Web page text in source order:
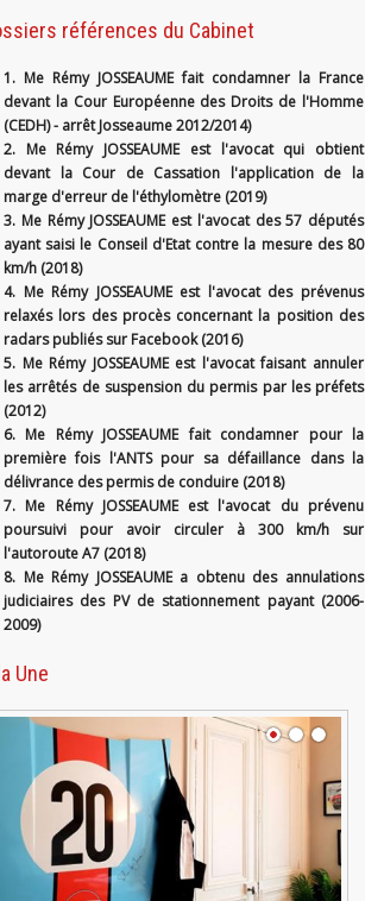
références du Cabinet
1. Me Rémy JOSSEAUME fait condamner la France
devant la Cour Européenne des Droits de l'Homme
(CEDH) - arrêt Josseaume 2012/2014)
2. Me Rémy JOSSEAUME est l'avocat qui obtient
devant la Cour de Cassation l'application de la
marge d'erreur de l'éthylomètre (2019)
3. Me Rémy JOSSEAUME est l'avocat des 57 députés
ayant saisi le Conseil d'Etat contre la mesure des 80
km/h (2018)
4. Me Rémy JOSSEAUME est l'avocat des prévenus
relaxés lors des procès concernant la position des
radars publiés sur Facebook (2016)
5. Me Rémy JOSSEAUME est l'avocat faisant annuler
les arrêtés de suspension du permis par les préfets
(2012)
6. Me Rémy JOSSEAUME fait condamner pour la
première fois l'ANTS pour sa défaillance dans la
délivrance des permis de conduire (2018)
7. Me Rémy JOSSEAUME est l'avocat du prévenu
poursuivi pour avoir circuler à 300 km/h sur
l'autoroute A7 (2018)
8. Me Rémy JOSSEAUME a obtenu des annulations
judiciaires des PV de stationnement payant (2006-
2009)
Une